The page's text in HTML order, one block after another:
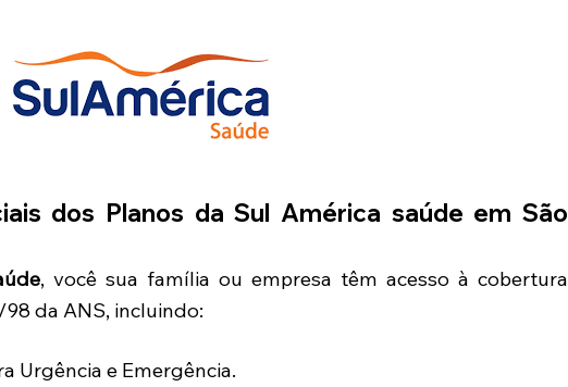
dos Planos da Sul América saúde em São
, você sua família ou empresa têm acesso à cobertura
da ANS, incluindo:
Urgência e Emergência.